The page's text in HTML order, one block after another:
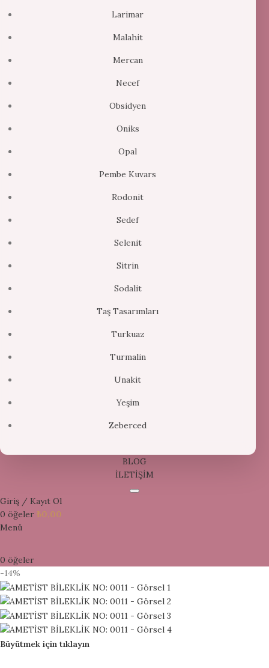
Larimar
Malahit
Mercan
Necef
Obsidyen
Oniks
Opal
Pembe Kuvars
Rodonit
Sedef
Selenit
Sitrin
Sodalit
Taş Tasarımları
Turkuaz
Turmalin
Unakit
Yeşim
Zeberced
BLOG
İLETİŞİM
Giriş / Kayıt Ol
0 öğeler ₺0,00
Menü
0 öğeler
-14%
Büyütmek için tıklayın